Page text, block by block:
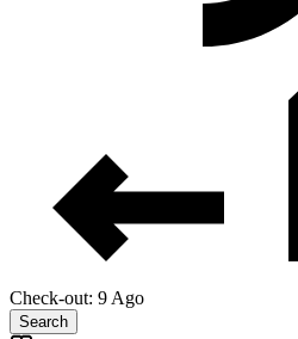
Check-out: 9 Ago
Search